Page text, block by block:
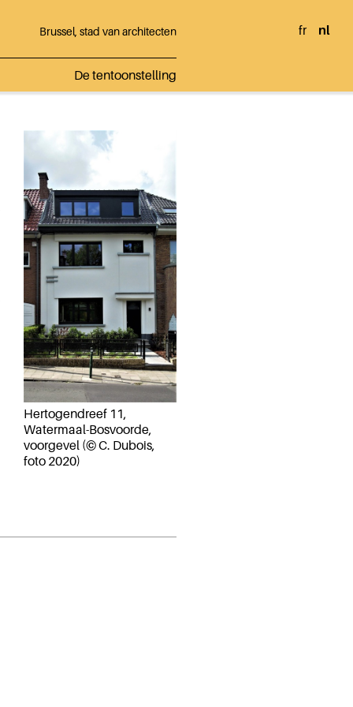
Brussel, stad van architecten
De tentoonstelling
fr nl
Hertogendreef 11,
Watermaal-Bosvoorde,
voorgevel (© C. Dubois,
foto 2020)